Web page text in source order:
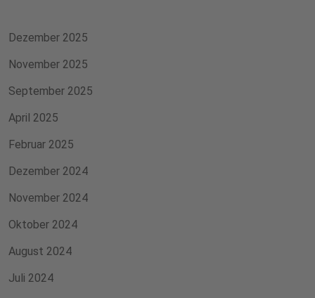
Dezember 2025
November 2025
September 2025
April 2025
Februar 2025
Dezember 2024
November 2024
Oktober 2024
August 2024
Juli 2024